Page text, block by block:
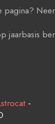
jaarbasis
-